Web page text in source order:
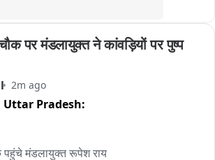
पर मंडलायुक्त ने कांवड़ियों पर पुष्प
2m ago
Uttar Pradesh:
पहुंचे मंडलायुक्त रूपेश राय